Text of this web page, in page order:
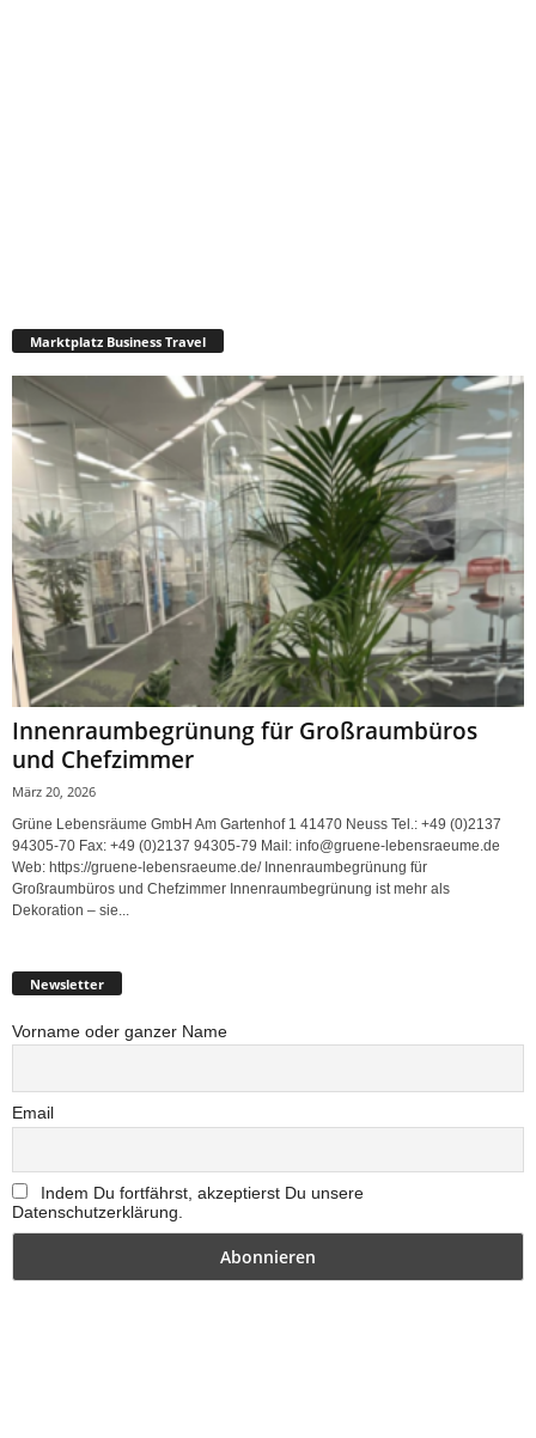
Marktplatz Business Travel
Innenraumbegrünung für Großraumbüros
und Chefzimmer
März 20, 2026
Grüne Lebensräume GmbH Am Gartenhof 1 41470 Neuss Tel.: +49 (0)2137
94305-70 Fax: +49 (0)2137 94305-79 Mail: info@gruene-lebensraeume.de
Web: https://gruene-lebensraeume.de/ Innenraumbegrünung für
Großraumbüros und Chefzimmer Innenraumbegrünung ist mehr als
Dekoration – sie...
Newsletter
Vorname oder ganzer Name
Email
Indem Du fortfährst, akzeptierst Du unsere
Datenschutzerklärung.